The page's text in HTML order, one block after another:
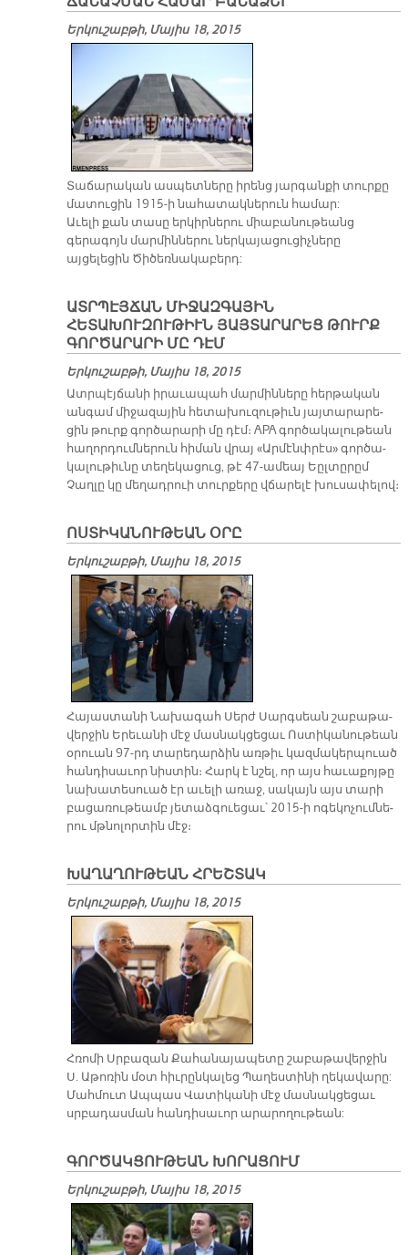
Երկուշաբթի, Մայիս 18, 2015
Տաճարական ասպետները իրենց յարգանքի տուրքը
մատուցին 1915-ի նահատակներուն համար:
Աւելի քան տասը երկիրներու միաբանութեանց
գերագոյն մարմիններու ներկայացուցիչները
այցելեցին Ծիծեռնակաբերդ:
ԱՏՐՊԷՅՃԱՆ ՄԻՋԱԶԳԱՅԻՆ
ՀԵՏԱԽՈՒԶՈՒԹԻՒՆ ՅԱՅՏԱՐԱՐԵՑ ԹՈՒՐՔ
ԳՈՐԾԱՐԱՐԻ ՄԸ ԴԷՄ
Երկուշաբթի, Մայիս 18, 2015
Ատր­պէյ­ճա­նի ի­րա­ւա­պահ մար­մին­նե­րը հեր­թա­կան
ան­գամ մի­ջա­զա­յին հե­տա­խու­զու­թիւն յայ­տա­րա­րե­
ցին թուրք գոր­ծա­րա­րի մը դէմ։ APA գոր­ծա­կա­լու­թեան
հա­ղոր­դում­նե­րուն հի­ման վրայ «Ար­մէնփ­րէս» գոր­ծա­
կա­լու­թիւ­նը տե­ղե­կա­ցուց, թէ 47-ա­մեայ Եըլ­տը­րըմ
Չաղ­լը կը մե­ղադ­րուի տուր­քե­րը վճա­րե­լէ խու­սա­փե­լով։
ՈՍՏԻԿԱՆՈՒԹԵԱՆ ՕՐԸ
Երկուշաբթի, Մայիս 18, 2015
Հա­յաս­տա­նի Նա­խա­գահ Սերժ Սարգ­սեան շա­բա­թա­
վեր­ջին Ե­րե­ւա­նի մէջ մաս­նակ­ցե­ցաւ Ոս­տի­կա­նու­թեան
օ­րուան 97-րդ տա­րե­դար­ձին առ­թիւ կազ­մա­կեր­պուած
հան­դի­սա­ւոր նիս­տին։ Հարկ է նշել, որ այս հա­ւա­քոյ­թը
նա­խա­տե­սուած էր ա­ւե­լի ա­ռաջ, սա­կայն այս տա­րի
բա­ցա­ռու­թեամբ յե­տաձ­գուե­ցաւ՝ 2015-ի ո­գե­կո­չում­նե­
րու մթնո­լոր­տին մէջ։
ԽԱՂԱՂՈՒԹԵԱՆ ՀՐԵՇՏԱԿ
Երկուշաբթի, Մայիս 18, 2015
Հռոմի Սրբազան Քահանայապետը շաբաթավերջին
Ս. Աթոռին մօտ հիւրընկալեց Պաղեստինի ղեկավարը:
Մահմուտ Ապպաս Վատիկանի մէջ մասնակցեցաւ
սրբադասման հանդիսաւոր արարողութեան:
ԳՈՐԾԱԿՑՈՒԹԵԱՆ ԽՈՐԱՑՈՒՄ
Երկուշաբթի, Մայիս 18, 2015